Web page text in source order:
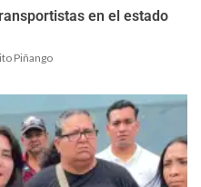
en el estado
Piñango